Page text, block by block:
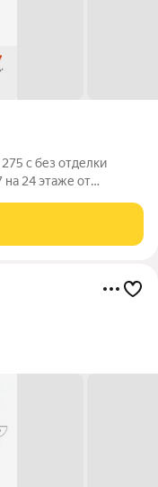
с без отделки
24 этаже от